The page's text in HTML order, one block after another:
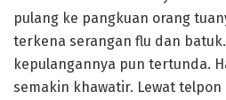
pulang ke pangkuan orang
terkena serangan flu dan
kepulangannya pun tertunda.
semakin khawatir. Lewat telpon